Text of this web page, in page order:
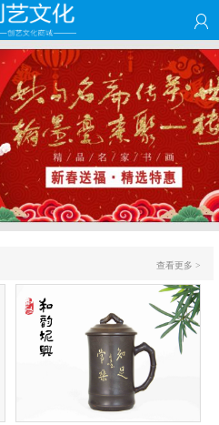
查看更多 >